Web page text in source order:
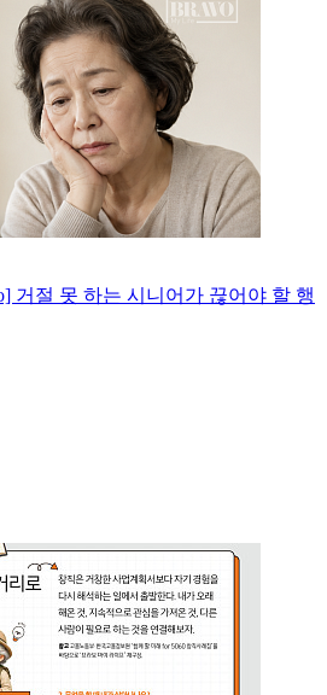
거절 못 하는 시니어가 끊어야 할 행